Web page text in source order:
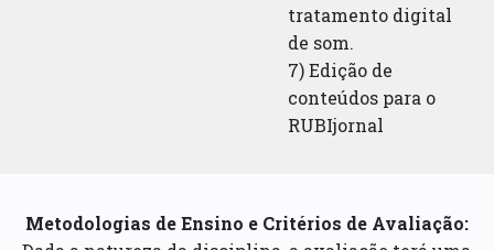
tratamento digital
de som.
7) Edição de
conteúdos para o
RUBIjornal
Metodologias de Ensino e Critérios de Avaliação: